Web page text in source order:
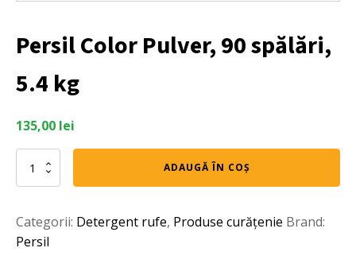
Persil Color Pulver, 90 spălări,
5.4 kg
135,00 lei
Cantitate
90
spălări,
ADAUGĂ ÎN COȘ
Categorii: Detergent rufe, Produse curățenie Brand:
Persil